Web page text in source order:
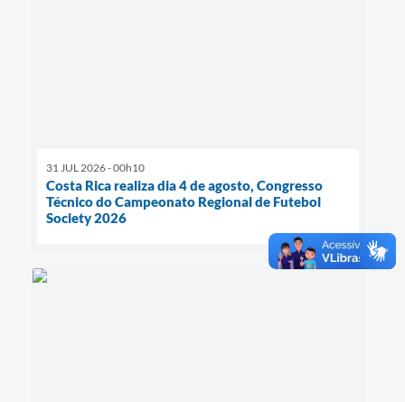
31 JUL 2026 - 00h10
Costa Rica realiza dia 4 de agosto, Congresso
Técnico do Campeonato Regional de Futebol
Society 2026